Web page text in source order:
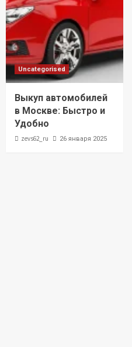
Uncategorised
Выкуп автомобилей
в Москве: Быстро и
Удобно
zevs62_ru 26 января 2025